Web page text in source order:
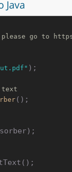
Java
please go to
);
text
();